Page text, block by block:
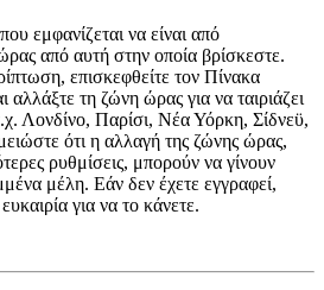
εμφανίζεται να είναι από
από αυτή στην οποία βρίσκεστε.
επισκεφθείτε τον Πίνακα
τη ζώνη ώρας για να ταιριάζει
Λονδίνο, Παρίσι, Νέα Υόρκη, Σίδνεϋ,
ότι η αλλαγή της ζώνης ώρας,
ρυθμίσεις, μπορούν να γίνουν
μέλη. Εάν δεν έχετε εγγραφεί,
για να το κάνετε.